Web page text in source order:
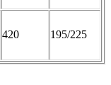
420 195/225